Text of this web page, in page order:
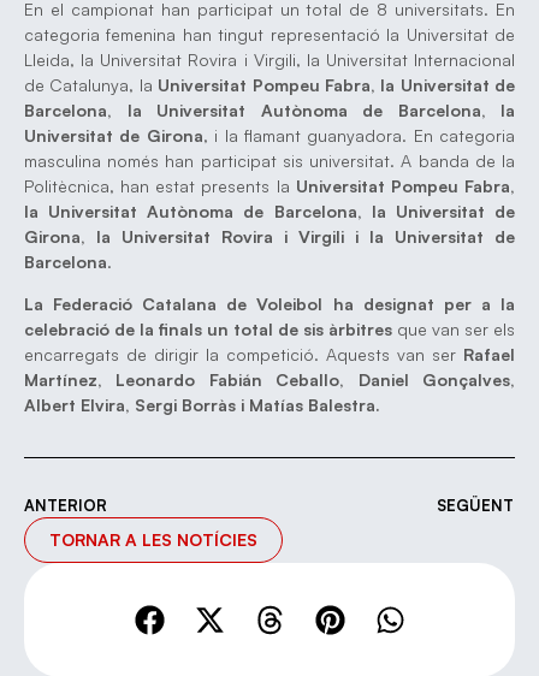
En el campionat han participat un total de 8 universitats. En
categoria femenina han tingut representació la Universitat de
Lleida, la Universitat Rovira i Virgili, la Universitat Internacional
de Catalunya, la Universitat Pompeu Fabra, la Universitat de
Barcelona, la Universitat Autònoma de Barcelona, la
Universitat de Girona, i la flamant guanyadora. En categoria
masculina només han participat sis universitat. A banda de la
Politècnica, han estat presents la Universitat Pompeu Fabra,
la Universitat Autònoma de Barcelona, la Universitat de
Girona, la Universitat Rovira i Virgili i la Universitat de
Barcelona.
La Federació Catalana de Voleibol ha designat per a la
celebració de la finals un total de sis àrbitres que van ser els
encarregats de dirigir la competició. Aquests van ser Rafael
Martínez, Leonardo Fabián Ceballo, Daniel Gonçalves,
Albert Elvira, Sergi Borràs i Matías Balestra.
ANTERIOR SEGÜENT
TORNAR A LES NOTÍCIES